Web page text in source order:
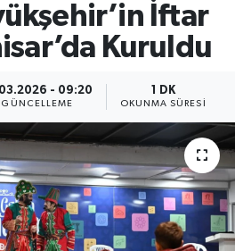
İftar
Kuruldu
- 09:20
GÜNCELLEME
1 DK
OKUNMA SÜRESI